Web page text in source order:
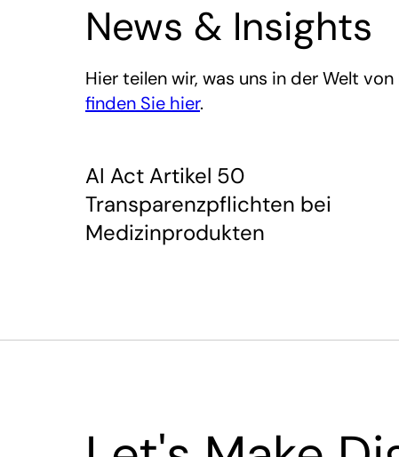
News & Insights
Hier teilen wir, was uns in der Welt
finden Sie hier.
AI Act Artikel 50
Transparenzpflichten bei
Medizinprodukten